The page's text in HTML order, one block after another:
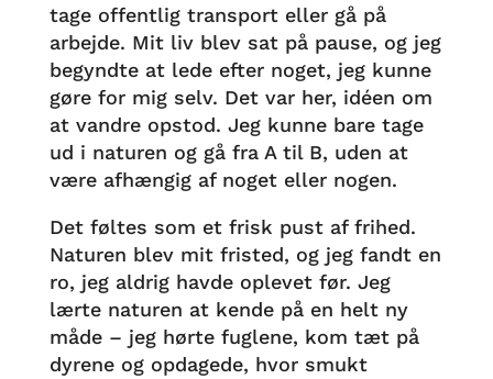
tage offentlig transport eller gå på
arbejde. Mit liv blev sat på pause, og jeg
begyndte at lede efter noget, jeg kunne
gøre for mig selv. Det var her, idéen om
at vandre opstod. Jeg kunne bare tage
ud i naturen og gå fra A til B, uden at
være afhængig af noget eller nogen.
Det føltes som et frisk pust af frihed.
Naturen blev mit fristed, og jeg fandt en
ro, jeg aldrig havde oplevet før. Jeg
lærte naturen at kende på en helt ny
måde – jeg hørte fuglene, kom tæt på
dyrene og opdagede, hvor smukt